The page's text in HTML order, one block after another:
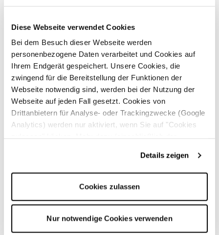
Diese Webseite verwendet Cookies
Bei dem Besuch dieser Webseite werden
personenbezogene Daten verarbeitet und Cookies auf
Ihrem Endgerät gespeichert. Unsere Cookies, die
zwingend für die Bereitstellung der Funktionen der
Webseite notwendig sind, werden bei der Nutzung der
Webseite auf jeden Fall gesetzt. Cookies von
Drittanbietern für Analyse- oder Trackingzwecke (Google
Analytics) werden nur aktiviert, wenn Sie auf "Cookies
Datenschutzerklärung—
Impressum.
Details zeigen
Cookies zulassen
Nur notwendige Cookies verwenden
1.
Sicherheitsdienst
2.
Bewachung